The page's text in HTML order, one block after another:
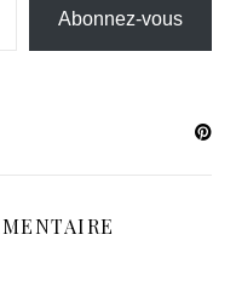
Abonnez-vous